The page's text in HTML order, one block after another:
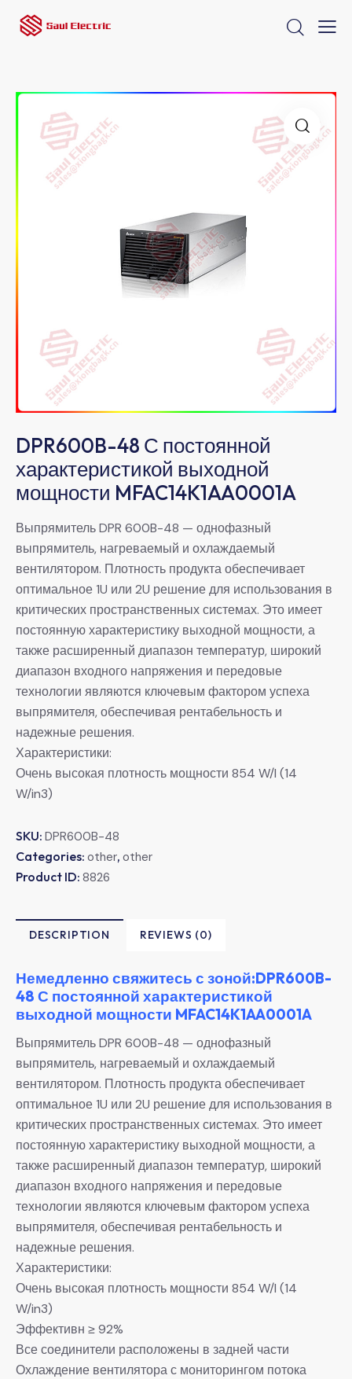
DPR600B-48 С постоянной
характеристикой выходной
мощности MFAC14K1AA0001A
Выпрямитель DPR 600B-48 — однофазный
выпрямитель, нагреваемый и охлаждаемый
вентилятором. Плотность продукта обеспечивает
оптимальное 1U или 2U решение для использования в
критических пространственных системах. Это имеет
постоянную характеристику выходной мощности, а
также расширенный диапазон температур, широкий
диапазон входного напряжения и передовые
технологии являются ключевым фактором успеха
выпрямителя, обеспечивая рентабельность и
надежные решения.
Характеристики:
Очень высокая плотность мощности 854 W/l (14
W/in3)
SKU: DPR600B-48
Categories: other, other
Product ID: 8826
DESCRIPTION REVIEWS (0)
Немедленно свяжитесь с зоной:DPR600B-
48 С постоянной характеристикой
выходной мощности MFAC14K1AA0001A
Выпрямитель DPR 600B-48 — однофазный
выпрямитель, нагреваемый и охлаждаемый
вентилятором. Плотность продукта обеспечивает
оптимальное 1U или 2U решение для использования в
критических пространственных системах. Это имеет
постоянную характеристику выходной мощности, а
также расширенный диапазон температур, широкий
диапазон входного напряжения и передовые
технологии являются ключевым фактором успеха
выпрямителя, обеспечивая рентабельность и
надежные решения.
Характеристики:
Очень высокая плотность мощности 854 W/l (14
W/in3)
Эффективн ≥ 92%
Все соединители расположены в задней части
Охлаждение вентилятора с мониторингом потока